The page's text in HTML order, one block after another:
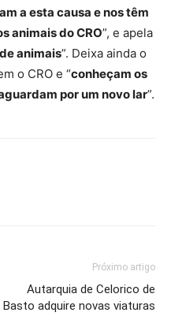
a esta causa e nos têm
animais do CRO”, e apela
animais”. Deixa ainda o
o CRO e “conheçam os
por um novo lar”.
Próximo artigo
Autarquia de Celorico de
Basto adquire novas viaturas